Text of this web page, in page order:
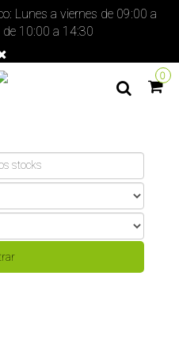
Lunes a viernes de 09:00 a
10:00 a 14:30
0
stocks